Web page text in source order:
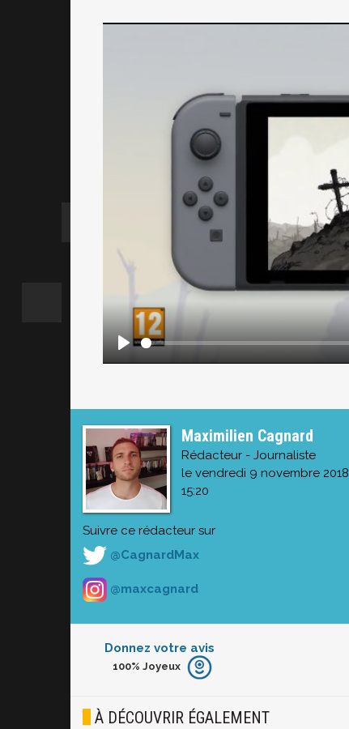
Maximilien Cagnard
Rédacteur - Journaliste
le vendredi 9 novembre 2018
15:20
Suivre ce rédacteur sur
@CagnardMax
@maxcagnard
Donnez votre avis
Furieux
100% Joyeux
À DÉCOUVRIR ÉGALEMENT